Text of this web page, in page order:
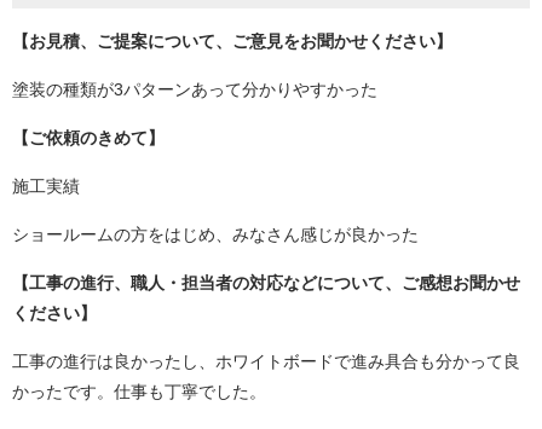
【お見積、ご提案について、ご意見をお聞かせください】
塗装の種類が3パターンあって分かりやすかった
【ご依頼のきめて】
施工実績
ショールームの方をはじめ、みなさん感じが良かった
【工事の進行、職人・担当者の対応などについて、ご感想お聞かせ
ください】
工事の進行は良かったし、ホワイトボードで進み具合も分かって良
かったです。仕事も丁寧でした。